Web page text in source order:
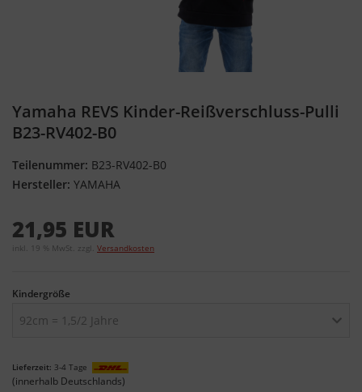
Yamaha REVS Kinder-Reißverschluss-Pulli
B23-RV402-B0
Teilenummer: B23-RV402-B0
Hersteller: YAMAHA
21,95 EUR
inkl. 19 % MwSt. zzgl. Versandkosten
Kindergröße
92cm = 1,5/2 Jahre
Lieferzeit: 3-4 Tage
(innerhalb Deutschlands)